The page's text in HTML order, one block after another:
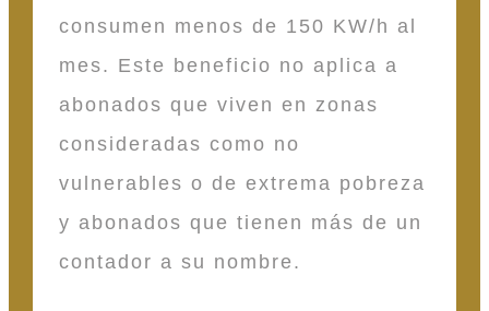
consumen menos de 150 KW/h al
mes. Este beneficio no aplica a
abonados que viven en zonas
consideradas como no
vulnerables o de extrema pobreza
y abonados que tienen más de un
contador a su nombre.